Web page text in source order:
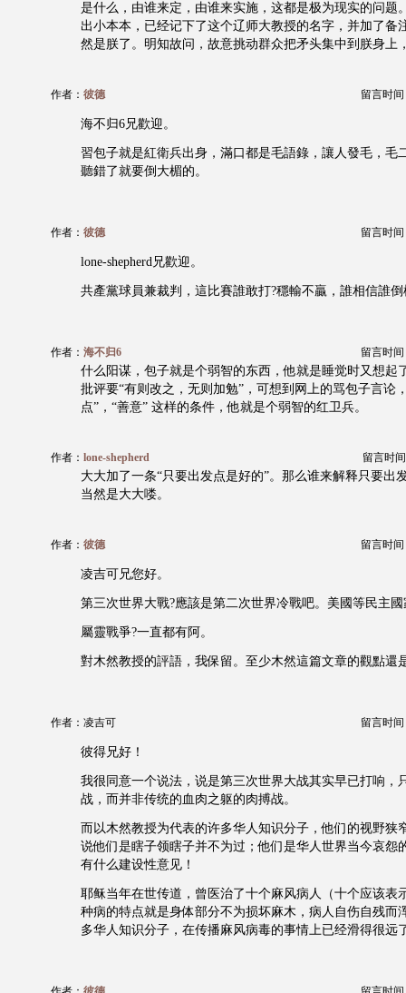
是什么，由谁来定，由谁来实施，这都是极为现实的问题
出小本本，已经记下了这个辽师大教授的名字，并加了备
然是朕了。明知故问，故意挑动群众把矛头集中到朕身上
作者： 彼德 留言时间
海不归6兄歡迎。
習包子就是紅衛兵出身，滿口都是毛語錄，讓人發毛，毛
聽錯了就要倒大楣的。
作者： 彼德 留言时间
lone-shepherd兄歡迎。
共產黨球員兼裁判，這比賽誰敢打?穩輸不贏，誰相信誰倒
作者： 海不归6 留言时间
什么阳谋，包子就是个弱智的东西，他就是睡觉时又想起
批评要“有则改之，无则加勉”，可想到网上的骂包子言论
点”，“善意” 这样的条件，他就是个弱智的红卫兵。
作者： lone-shepherd 留言时
大大加了一条“只要出发点是好的”。那么谁来解释只要出
当然是大大喽。
作者： 彼德 留言时间
凌吉可兄您好。
第三次世界大戰?應該是第二次世界冷戰吧。美國等民主
屬靈戰爭?一直都有阿。
對木然教授的評語，我保留。至少木然這篇文章的觀點還
作者：凌吉可 留言时间
彼得兄好！
我很同意一个说法，说是第三次世界大战其实早已打响，
战，而并非传统的血肉之躯的肉搏战。
而以木然教授为代表的许多华人知识分子，他们的视野狭
说他们是瞎子领瞎子并不为过；他们是华人世界当今哀怨
有什么建设性意见！
耶稣当年在世传道，曾医治了十个麻风病人（十个应该表
种病的特点就是身体部分不为损坏麻木，病人自伤自残而
多华人知识分子，在传播麻风病毒的事情上已经滑得很远